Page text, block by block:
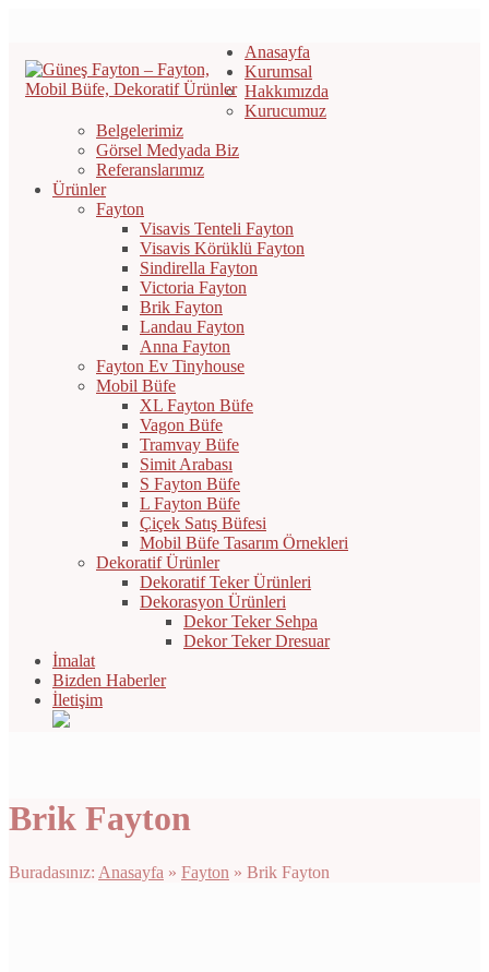
Anasayfa
Kurumsal
Hakkımızda
Kurucumuz
Belgelerimiz
Görsel Medyada Biz
Referanslarımız
Ürünler
Fayton
Visavis Tenteli Fayton
Visavis Körüklü Fayton
Sindirella Fayton
Victoria Fayton
Brik Fayton
Landau Fayton
Anna Fayton
Fayton Ev Tinyhouse
Mobil Büfe
XL Fayton Büfe
Vagon Büfe
Tramvay Büfe
Simit Arabası
S Fayton Büfe
L Fayton Büfe
Çiçek Satış Büfesi
Mobil Büfe Tasarım Örnekleri
Dekoratif Ürünler
Dekoratif Teker Ürünleri
Dekorasyon Ürünleri
Dekor Teker Sehpa
Dekor Teker Dresuar
İmalat
Bizden Haberler
İletişim
Brik Fayton
Buradasınız: Anasayfa » Fayton » Brik Fayton